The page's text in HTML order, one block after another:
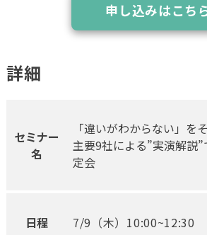
申し込みはこち
詳細
セミナー
名
「違いがわからない」を
主要9社による”実演解説”
定会
日程 7/9（木）10:00~12:30